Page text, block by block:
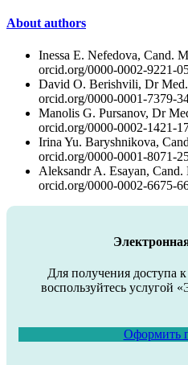
About authors
Inessa E. Nefedova, Cand.
orcid.org/0000-0002-9221-
David O. Berishvili, Dr
orcid.org/0000-0001-7379-
Manolis G. Pursanov, Dr
orcid.org/0000-0002-1421-
Irina Yu. Baryshnikova,
orcid.org/0000-0001-8071-
Aleksandr A. Esayan, Cand.
orcid.org/0000-0002-6675-
Для получения доступа
воспользуйтесь услугой
Оформить